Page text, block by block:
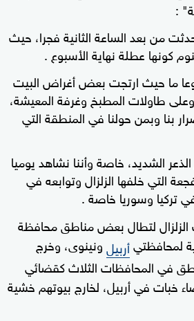
:
من بعد الساعة الثانية فجرا، حيث
كونها عطلة نهاية الأسبوع .
ما حيث ارتجت بعض أغراض البيت
وعلى طاولات المطبخ وغرفة المعيشة،
بنا وبمن حولنا في المنطقة التي
الشديد، خاصة وأننا نشاهد يوميا
التي خلفها الزلزال وتوابعه في
تركيا وسوريا خاصة .
الزلزال لتطال بعض مناطق محافظة
لمحافظتيأربيلونينوى، وخرج
في المحافظات الثلاث كقضائي
في أربيل، لخارج بيوتهم خشية